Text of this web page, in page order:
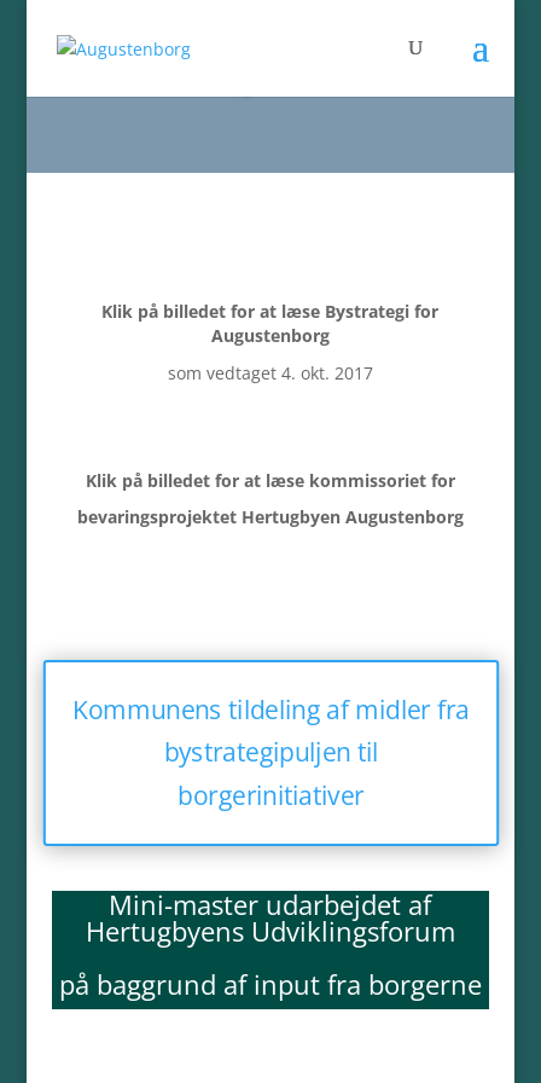
Klik på billedet for at læse Bystrategi for
Augustenborg
som vedtaget 4. okt. 2017
Klik på billedet for at læse kommissoriet for
bevaringsprojektet Hertugbyen Augustenborg
Kommunens tildeling af midler fra
bystrategipuljen til
borgerinitiativer
Mini-master udarbejdet af
Hertugbyens Udviklingsforum
på baggrund af input fra borgerne